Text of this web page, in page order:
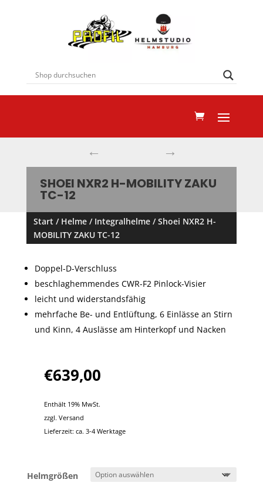
← →
SHOEI NXR2 H-MOBILITY ZAKU
TC-12
Start / Helme/ Integralhelme/ Shoei NXR2 H-
MOBILITY ZAKU TC-12
Doppel-D-Verschluss
beschlaghemmendes CWR-F2 Pinlock-Visier
leicht und widerstandsfähig
mehrfache Be- und Entlüftung, 6 Einlässe an Stirn
und Kinn, 4 Auslässe am Hinterkopf und Nacken
€639,00
Enthält 19% MwSt.
zzgl. Versand
Lieferzeit: ca. 3-4 Werktage
Helmgrößen